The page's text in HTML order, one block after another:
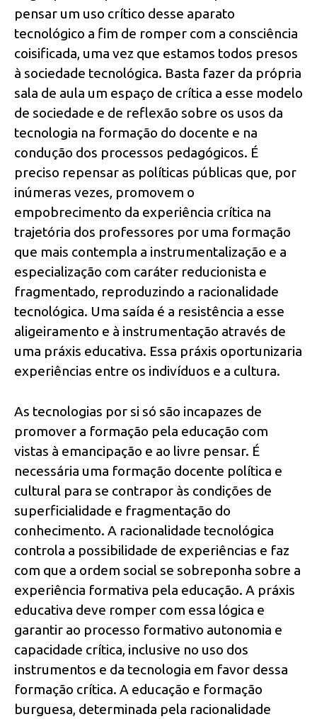
pensar um uso crítico desse aparato
tecnológico a fim de romper com a consciência
coisificada, uma vez que estamos todos presos
à sociedade tecnológica. Basta fazer da própria
sala de aula um espaço de crítica a esse modelo
de sociedade e de reflexão sobre os usos da
tecnologia na formação do docente e na
condução dos processos pedagógicos. É
preciso repensar as políticas públicas que, por
inúmeras vezes, promovem o
empobrecimento da experiência crítica na
trajetória dos professores por uma formação
que mais contempla a instrumentalização e a
especialização com caráter reducionista e
fragmentado, reproduzindo a racionalidade
tecnológica. Uma saída é a resistência a esse
aligeiramento e à instrumentação através de
uma práxis educativa. Essa práxis oportunizaria
experiências entre os indivíduos e a cultura.
As tecnologias por si só são incapazes de
promover a formação pela educação com
vistas à emancipação e ao livre pensar. É
necessária uma formação docente política e
cultural para se contrapor às condições de
superficialidade e fragmentação do
conhecimento. A racionalidade tecnológica
controla a possibilidade de experiências e faz
com que a ordem social se sobreponha sobre a
experiência formativa pela educação. A práxis
educativa deve romper com essa lógica e
garantir ao processo formativo autonomia e
capacidade crítica, inclusive no uso dos
instrumentos e da tecnologia em favor dessa
formação crítica. A educação e formação
burguesa, determinada pela racionalidade